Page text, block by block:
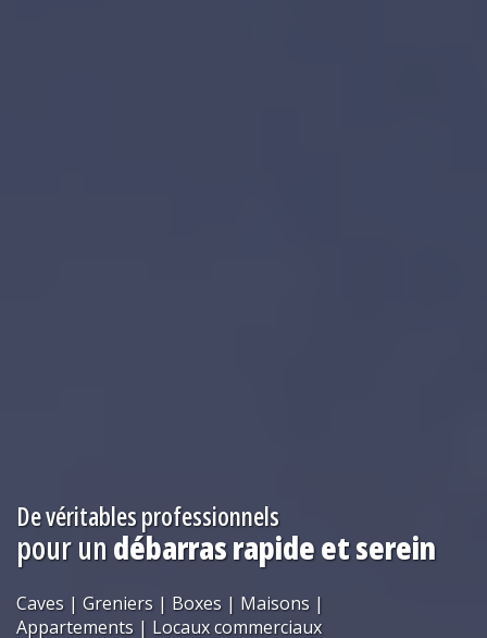
De véritables professionnels
pour undébarras rapide et serein
Caves | Greniers | Boxes | Maisons |
Appartements | Locaux commerciaux